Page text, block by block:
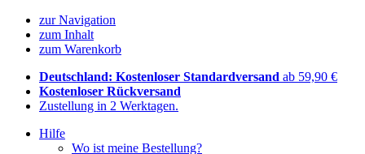
zur Navigation
zum Inhalt
zum Warenkorb
Deutschland: Kostenloser Standardversand ab 59,90 €
Kostenloser Rückversand
Zustellung in 2 Werktagen.
Hilfe
Wo ist meine Bestellung?